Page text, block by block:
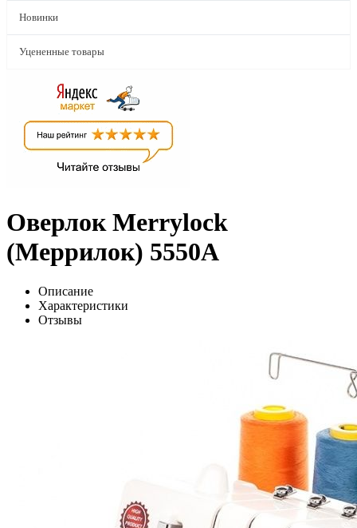
Новинки
Уцененные товары
Оверлок Merrylock
(Меррилок) 5550A
Описание
Характеристики
Отзывы